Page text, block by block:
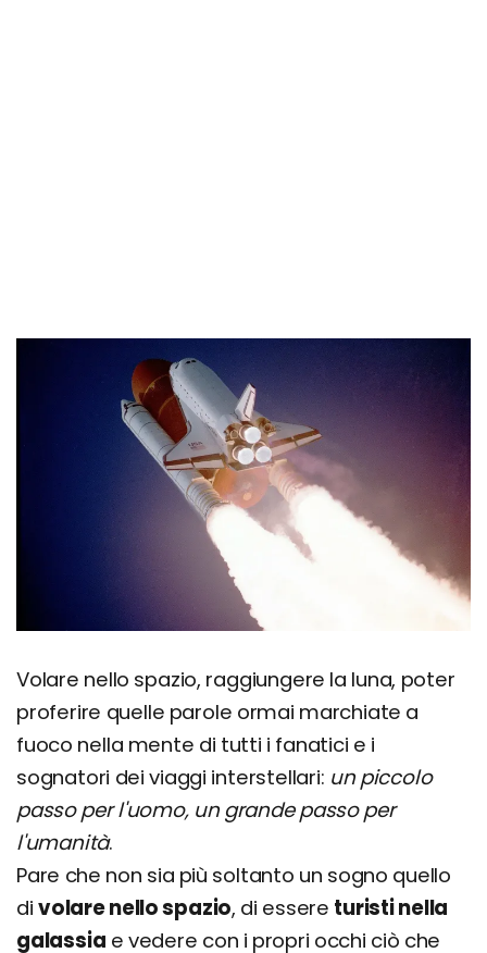
Volare nello spazio, raggiungere la luna, poter
proferire quelle parole ormai marchiate a
fuoco nella mente di tutti i fanatici e i
sognatori dei viaggi interstellari: un piccolo
passo per l'uomo, un grande passo per
l'umanità.
Pare che non sia più soltanto un sogno quello
di volare nello spazio, di essere turisti nella
galassia e vedere con i propri occhi ciò che